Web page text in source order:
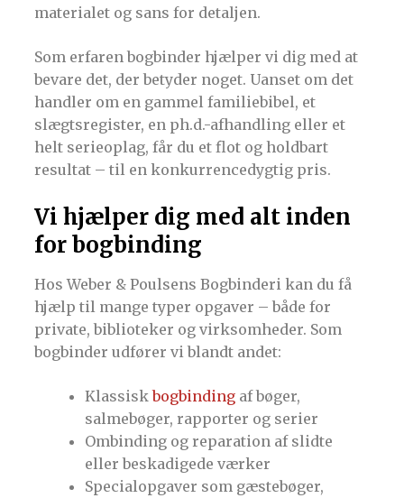
materialet og sans for detaljen.
Som erfaren bogbinder hjælper vi dig med at
bevare det, der betyder noget. Uanset om det
handler om en gammel familiebibel, et
slægtsregister, en ph.d.-afhandling eller et
helt serieoplag, får du et flot og holdbart
resultat – til en konkurrencedygtig pris.
Vi hjælper dig med alt inden
for bogbinding
Hos Weber & Poulsens Bogbinderi kan du få
hjælp til mange typer opgaver – både for
private, biblioteker og virksomheder. Som
bogbinder udfører vi blandt andet:
Klassiskbogbinding af bøger,
salmebøger, rapporter og serier
Ombinding og reparation af slidte
eller beskadigede værker
Specialopgaver som gæstebøger,